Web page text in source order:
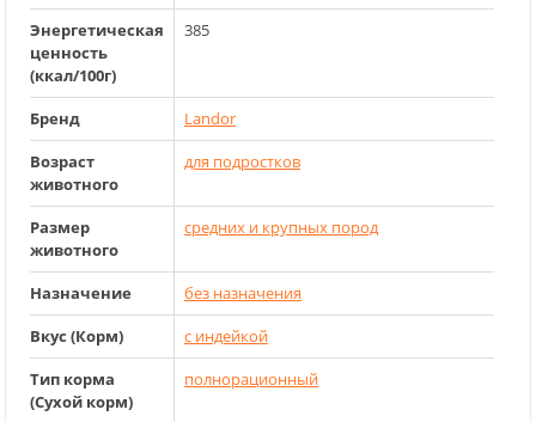
Энергетическая
ценность
(ккал/100г)
385
Бренд
Landor
Возраст
животного
для подростков
Размер
животного
средних и крупных пород
Назначение
без назначения
Вкус (Корм)
с индейкой
Тип корма
(Сухой корм)
полнорационный